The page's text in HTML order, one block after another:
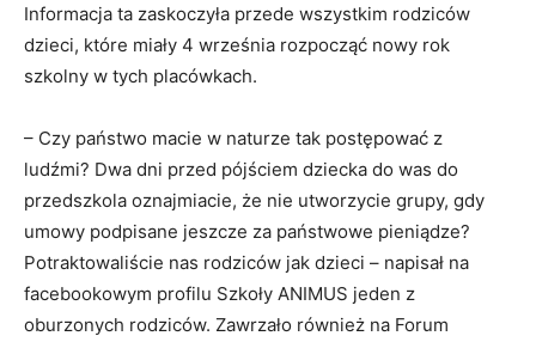
Informacja ta zaskoczyła przede wszystkim rodziców
dzieci, które miały 4 września rozpocząć nowy rok
szkolny w tych placówkach.
– Czy państwo macie w naturze tak postępować z
ludźmi? Dwa dni przed pójściem dziecka do was do
przedszkola oznajmiacie, że nie utworzycie grupy, gdy
umowy podpisane jeszcze za państwowe pieniądze?
Potraktowaliście nas rodziców jak dzieci – napisał na
facebookowym profilu Szkoły ANIMUS jeden z
oburzonych rodziców. Zawrzało również na Forum